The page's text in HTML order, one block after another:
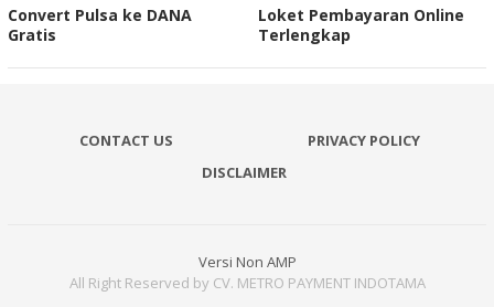
Convert Pulsa ke DANA
Gratis
Loket Pembayaran Online
Terlengkap
CONTACT US
PRIVACY POLICY
DISCLAIMER
Versi Non AMP
All Right Reserved by CV. METRO PAYMENT INDOTAMA